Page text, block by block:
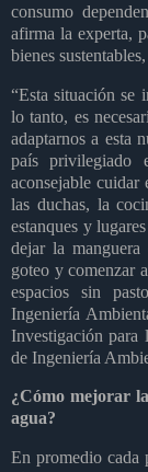
consumo
afirma la experta,
bienes
“Esta situación se
lo tanto, es
adaptarnos a esta
país privilegiado
aconsejable cuidar
las duchas, la
estanques y
dejar la
goteo y comenzar
espacios sin
Ingeniería
Investigación para
de Ingeniería
¿Cómo mejorar
agua?
En promedio cada